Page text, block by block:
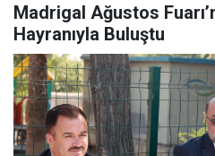
Madrigal Ağustos Fuarı’nda Binlerce
Hayranıyla Buluştu